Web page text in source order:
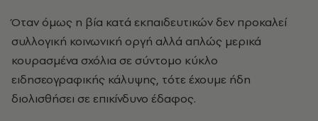
Όταν όμως η βία κατά εκπαιδευτικών δεν προκαλεί
συλλογική κοινωνική οργή αλλά απλώς μερικά
κουρασμένα σχόλια σε σύντομο κύκλο
ειδησεογραφικής κάλυψης, τότε έχουμε ήδη
διολισθήσει σε επικίνδυνο έδαφος.